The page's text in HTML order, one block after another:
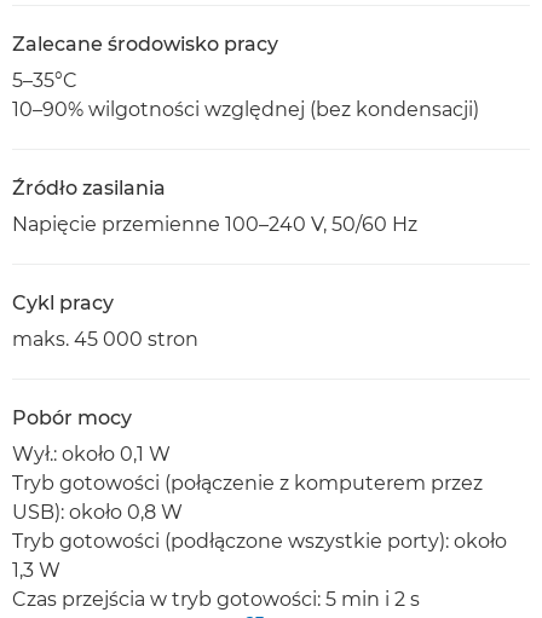
Zalecane środowisko pracy
5–35°C
10–90% wilgotności względnej (bez kondensacji)
Źródło zasilania
Napięcie przemienne 100–240 V, 50/60 Hz
Cykl pracy
maks. 45 000 stron
Pobór mocy
Wył.: około 0,1 W
Tryb gotowości (połączenie z komputerem przez
USB): około 0,8 W
Tryb gotowości (podłączone wszystkie porty): około
1,3 W
Czas przejścia w tryb gotowości: 5 min i 2 s